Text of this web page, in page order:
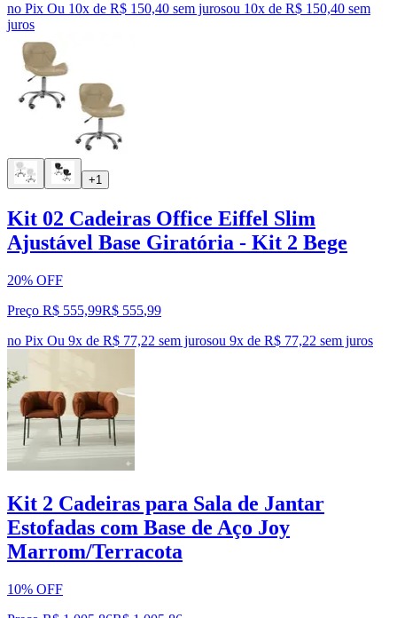
no Pix Ou 10x de R$ 150,40 sem jurosou 10x de R$ 150,40 sem
juros
+1
Kit 02 Cadeiras Office Eiffel Slim
Ajustável Base Giratória - Kit 2 Bege
20% OFF
Preço R$ 555,99R$ 555,99
no Pix Ou 9x de R$ 77,22 sem jurosou 9x de R$ 77,22 sem juros
Kit 2 Cadeiras para Sala de Jantar
Estofadas com Base de Aço Joy
Marrom/Terracota
10% OFF